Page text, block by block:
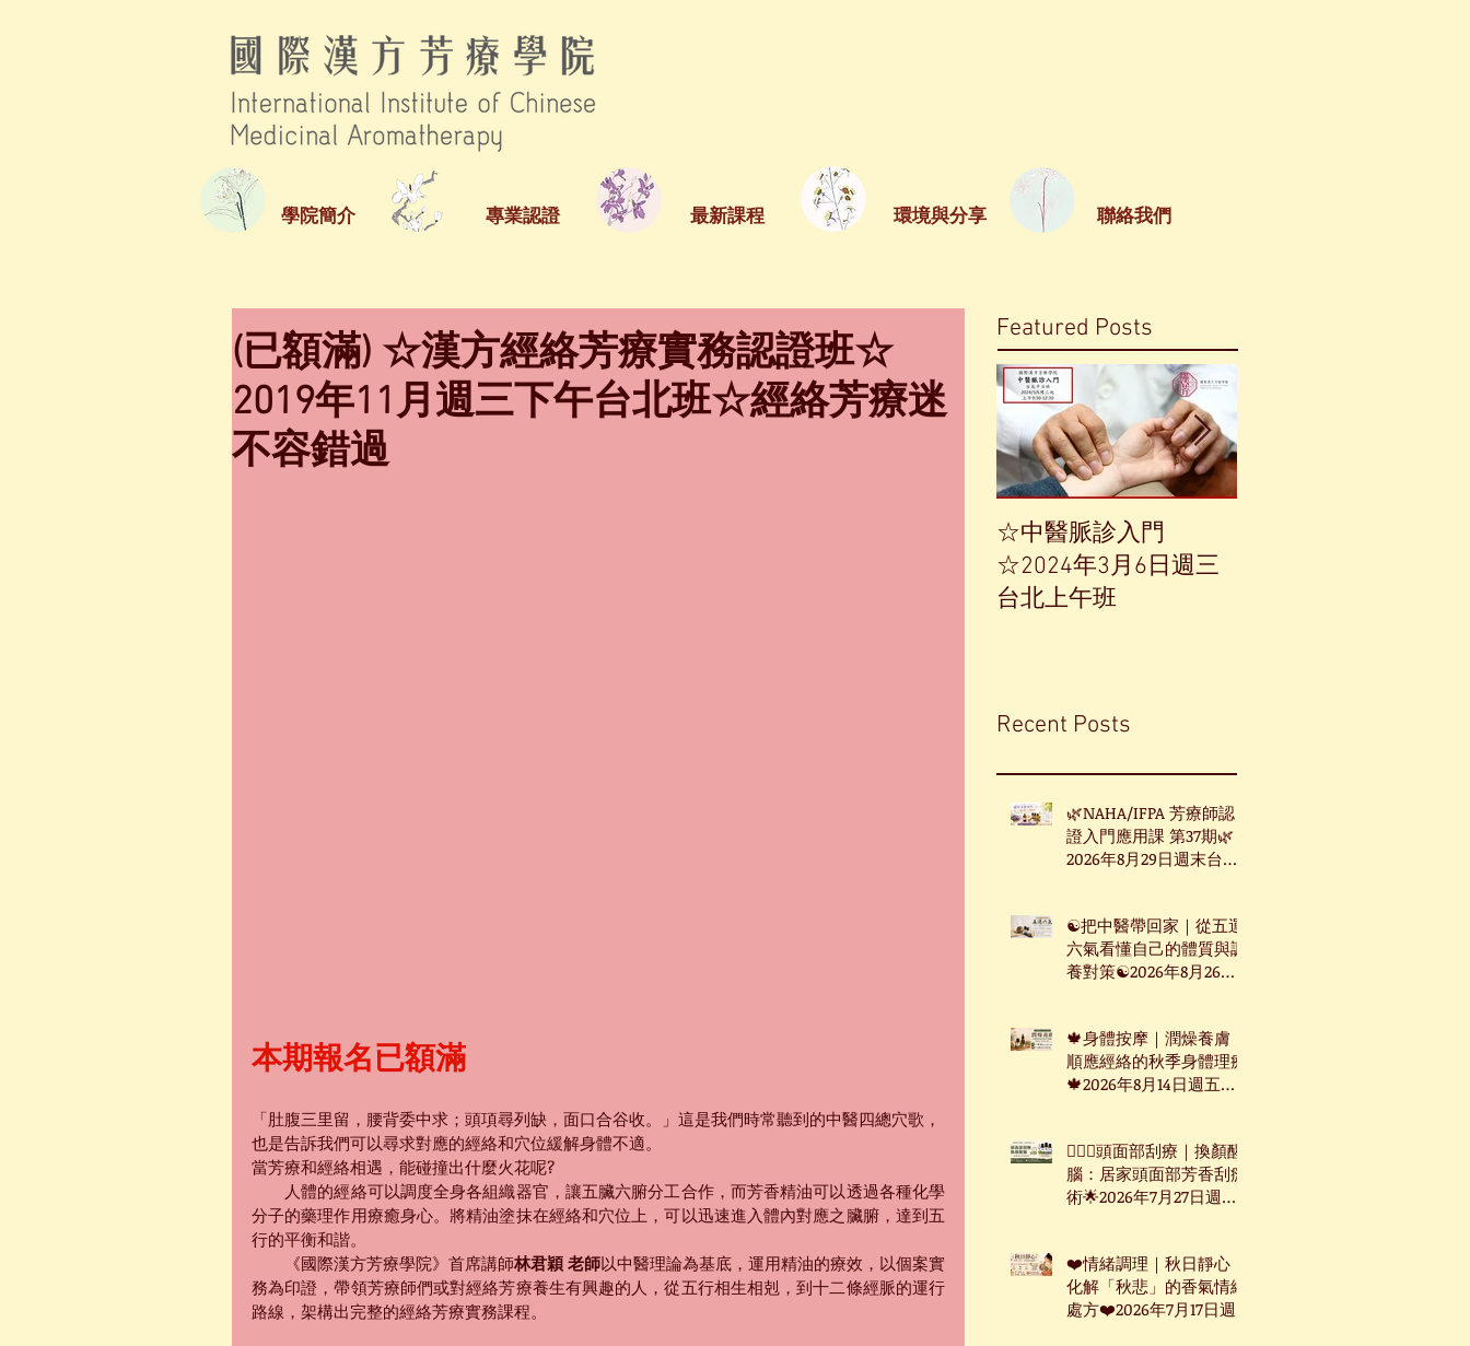
學院簡介 專業認證 最新課程 環境與分享 聯絡我們
(已額滿) ☆漢方經絡芳療實務認證班☆
2019年11月週三下午台北班☆經絡芳療迷
不容錯過
本期報名已額滿
「肚腹三里留，腰背委中求；頭項尋列缺，面口合谷收。」這是我們時常聽到的中醫四總穴歌，
也是告訴我們可以尋求對應的經絡和穴位緩解身體不適。
當芳療和經絡相遇，能碰撞出什麼火花呢?
人體的經絡可以調度全身各組織器官，讓五臟六腑分工合作，而芳香精油可以透過各種化學
分子的藥理作用療癒身心。將精油塗抹在經絡和穴位上，可以迅速進入體內對應之臟腑，達到五
行的平衡和諧。
《國際漢方芳療學院》首席講師林君穎 老師以中醫理論為基底，運用精油的療效，以個案實
務為印證，帶領芳療師們或對經絡芳療養生有興趣的人，從五行相生相剋，到十二條經脈的運行
路線，架構出完整的經絡芳療實務課程。
Featured Posts
☆中醫脈診入門
☆2024年3月6日週三
台北上午班
Recent Posts
🌿NAHA/IFPA 芳療師認
證入門應用課 第37期🌿
2026年8月29日週末台北
☯把中醫帶回家｜從五運
六氣看懂自己的體質與調
養對策☯2026年8月26日
🍁身體按摩｜潤燥養膚：
順應經絡的秋季身體理療
🍁2026年8月14日週五台
🧖🏻‍♀️頭面部刮療｜換顏醒
腦：居家頭面部芳香刮痧
術🌟2026年7月27日週一
❤️情緒調理｜秋日靜心：
化解「秋悲」的香氣情緒
處方❤️2026年7月17日週